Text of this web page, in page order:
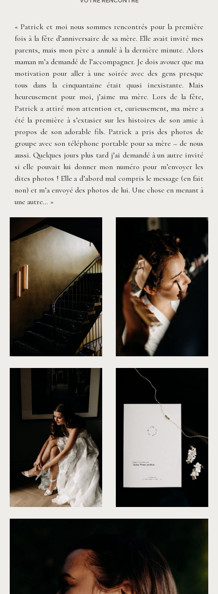
« Patrick et moi nous sommes rencontrés pour la première
fois à la fête d’anniversaire de sa mère. Elle avait invité mes
parents, mais mon père a annulé à la dernière minute. Alors
maman m’a demandé de l’accompagner. Je dois avouer que ma
motivation pour aller à une soirée avec des gens presque
tous dans la cinquantaine était quasi inexistante. Mais
heureusement pour moi, j’aime ma mère. Lors de la fête,
Patrick a attiré mon attention et, curieusement, ma mère a
été la première à s’extasier sur les histoires de son amie à
propos de son adorable fils. Patrick a pris des photos de
groupe avec son téléphone portable pour sa mère – de nous
aussi. Quelques jours plus tard j’ai demandé à un autre invité
si elle pouvait lui donner mon numéro pour m’envoyer les
dites photos ! Elle a d’abord mal compris le message (en fait
non) et m’a envoyé des photos de lui. Une chose en menant à
une autre… »